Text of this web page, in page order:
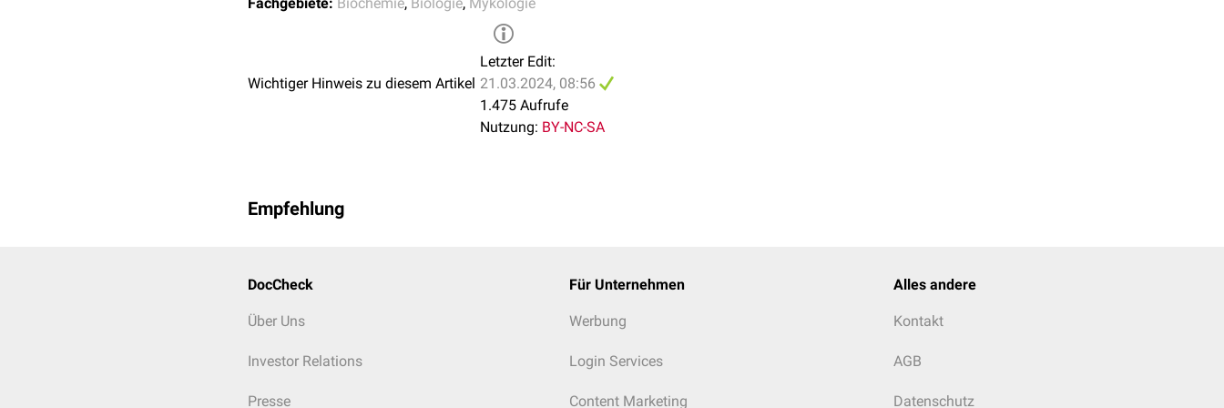
Wichtiger Hinweis zu diesem Artikel
Letzter Edit:
21.03.2024, 08:56
1.475 Aufrufe
Nutzung: BY-NC-SA
Empfehlung
DocCheck
Über Uns
Investor Relations
Presse
Für Unternehmen
Werbung
Login Services
Content Marketing
Alles andere
Kontakt
AGB
Datenschutz